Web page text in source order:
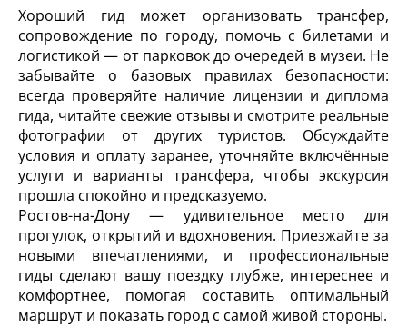
Хороший гид может организовать трансфер,
сопровождение по городу, помочь с билетами и
логистикой — от парковок до очередей в музеи. Не
забывайте о базовых правилах безопасности:
всегда проверяйте наличие лицензии и диплома
гида, читайте свежие отзывы и смотрите реальные
фотографии от других туристов. Обсуждайте
условия и оплату заранее, уточняйте включённые
услуги и варианты трансфера, чтобы экскурсия
прошла спокойно и предсказуемо.
Ростов-на-Дону — удивительное место для
прогулок, открытий и вдохновения. Приезжайте за
новыми впечатлениями, и профессиональные
гиды сделают вашу поездку глубже, интереснее и
комфортнее, помогая составить оптимальный
маршрут и показать город с самой живой стороны.